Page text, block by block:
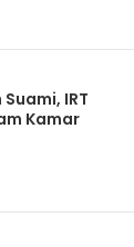
IRT
Kamar